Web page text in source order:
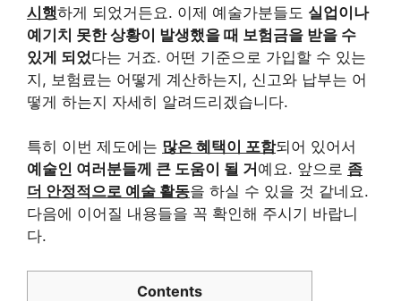
시행하게 되었거든요. 이제 예술가분들도 실업이나
예기치 못한 상황이 발생했을 때 보험금을 받을 수
있게 되었다는 거죠. 어떤 기준으로 가입할 수 있는
지, 보험료는 어떻게 계산하는지, 신고와 납부는 어
떻게 하는지 자세히 알려드리겠습니다.
특히 이번 제도에는 많은 혜택이 포함되어 있어서
예술인 여러분들께 큰 도움이 될 거 예요. 앞으로 좀
더 안정적으로 예술 활동을 하실 수 있을 것 같네요.
다음에 이어질 내용들을 꼭 확인해 주시기 바랍니
다.
Contents